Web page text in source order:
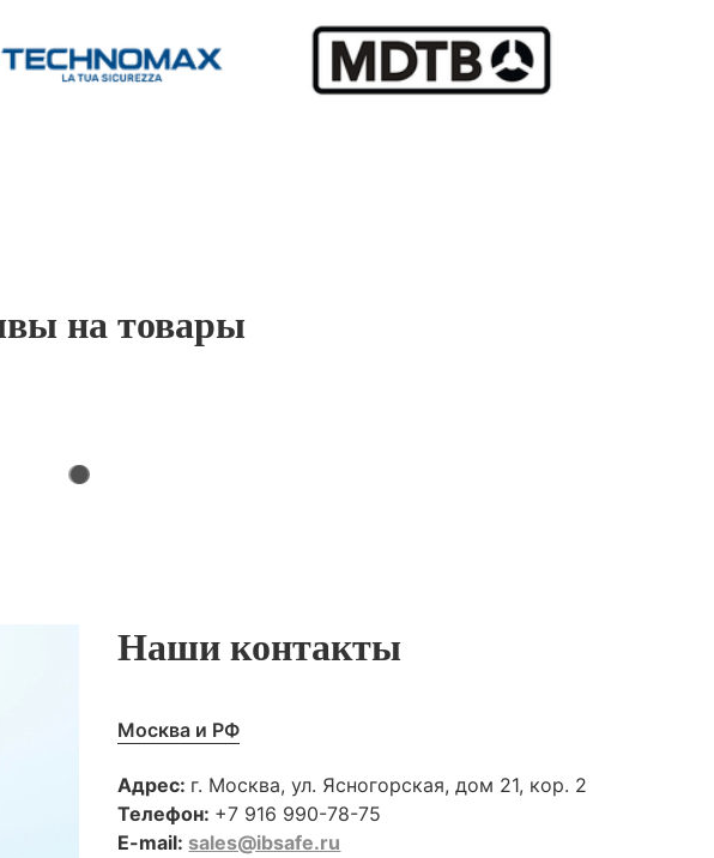
на товары
Наши контакты
Москва и РФ
Адрес: г. Москва, ул. Ясногорская, дом 21, кор. 2
Телефон: +7 916 990-78-75
E-mail: sales@ibsafe.ru